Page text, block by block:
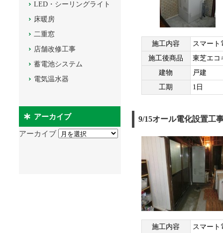
施工内容
スマート
施工後商品
東芝エコ
建物
戸建
工期
1日
9/15オール電化設置
施工内容
スマート
LED・シーリングライト
床暖房
二重窓
店舗改修工事
蓄電池システム
電気温水器
アーカイブ
アーカイブ